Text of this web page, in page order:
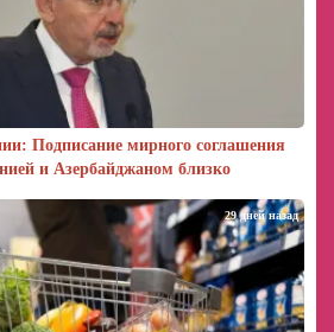
Подписание мирного соглашения
и Азербайджаном близко
29 дней назад